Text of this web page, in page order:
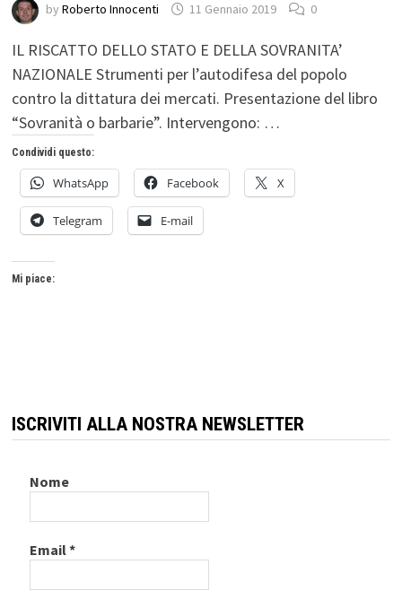
by Roberto Innocenti 11 Gennaio 2019 0
IL RISCATTO DELLO STATO E DELLA SOVRANITA’
NAZIONALE Strumenti per l’autodifesa del popolo
contro la dittatura dei mercati. Presentazione del libro
“Sovranità o barbarie”. Intervengono: …
Condividi questo:
WhatsApp Facebook X
Telegram E-mail
Mi piace:
ISCRIVITI ALLA NOSTRA NEWSLETTER
Nome
Email*